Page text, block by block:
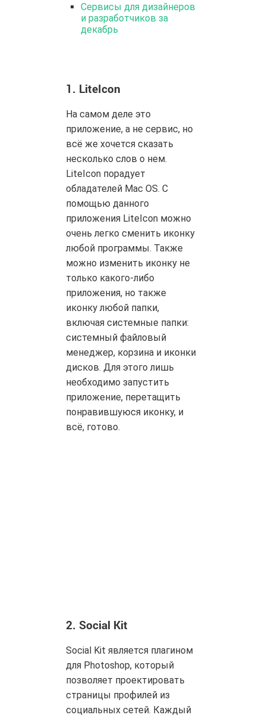
Сервисы для дизайнеров
и разработчиков за
декабрь
1. LiteIcon
На самом деле это
приложение, а не сервис, но
всё же хочется сказать
несколько слов о нем.
LiteIcon порадует
обладателей Mac OS. С
помощью данного
приложения LiteIcon можно
очень легко сменить иконку
любой программы. Также
можно изменить иконку не
только какого-либо
приложения, но также
иконку любой папки,
включая системные папки:
системный файловый
менеджер, корзина и иконки
дисков. Для этого лишь
необходимо запустить
приложение, перетащить
понравившуюся иконку, и
всё, готово.
2. Social Kit
Social Kit является плагином
для Photoshop, который
позволяет проектировать
страницы профилей из
социальных сетей. Каждый